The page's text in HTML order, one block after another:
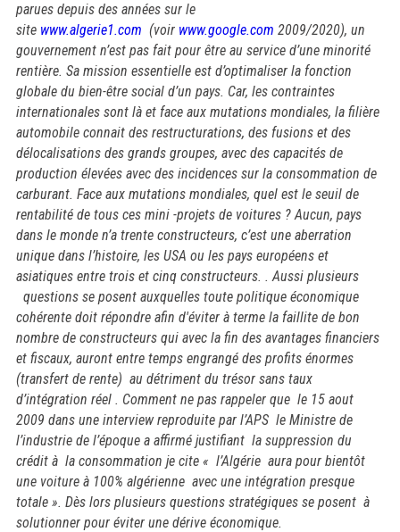
parues depuis des années sur le
site www.algerie1.com (voir www.google.com 2009/2020), un
gouvernement n’est pas fait pour être au service d’une minorité
rentière. Sa mission essentielle est d’optimaliser la fonction
globale du bien-être social d’un pays. Car, les contraintes
internationales sont là et face aux mutations mondiales, la filière
automobile connait des restructurations, des fusions et des
délocalisations des grands groupes, avec des capacités de
production élevées avec des incidences sur la consommation de
carburant. Face aux mutations mondiales, quel est le seuil de
rentabilité de tous ces mini -projets de voitures ? Aucun, pays
dans le monde n’a trente constructeurs, c’est une aberration
unique dans l’histoire, les USA ou les pays européens et
asiatiques entre trois et cinq constructeurs. . Aussi plusieurs
questions se posent auxquelles toute politique économique
cohérente doit répondre afin d'éviter à terme la faillite de bon
nombre de constructeurs qui avec la fin des avantages financiers
et fiscaux, auront entre temps engrangé des profits énormes
(transfert de rente) au détriment du trésor sans taux
d’intégration réel . Comment ne pas rappeler que le 15 aout
2009 dans une interview reproduite par l’APS le Ministre de
l’industrie de l’époque a affirmé justifiant la suppression du
crédit à la consommation je cite « l’Algérie aura pour bientôt
une voiture à 100% algérienne avec une intégration presque
totale ». Dès lors plusieurs questions stratégiques se posent à
solutionner pour éviter une dérive économique.